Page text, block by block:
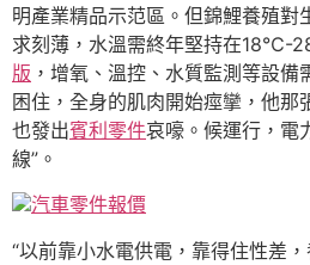
明產業精品示范區。但錦鯉養殖對
求刻薄，水溫需終年堅持在18℃-
版 ，增氧、溫控、水質監測等設
困住，全身的肌肉開始痙攣，他那
也發出賓利零件哀嚎。候運行，電
線”。
汽車零件報價
“以前靠小水電供電，靠得住性差